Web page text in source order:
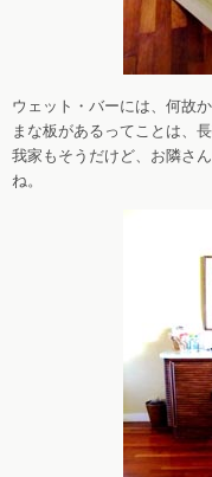
ウェット・バーには、何故
まな板があるってことは、
我家もそうだけど、お隣さ
ね。